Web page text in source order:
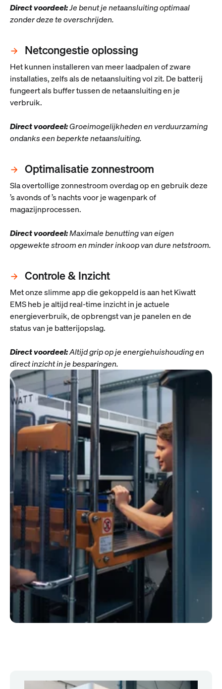
Direct voordeel:Je benut je netaansluiting optimaal
zonder deze te overschrijden.
Netcongestie oplossing
Het kunnen installeren van meer laadpalen of zware
installaties, zelfs als de netaansluiting vol zit. De batterij
fungeert als buffer tussen de netaansluiting en je
verbruik.
Direct voordeel:Groeimogelijkheden en verduurzaming
ondanks een beperkte netaansluiting.
Optimalisatie zonnestroom
Sla overtollige zonnestroom overdag op en gebruik deze
’s avonds of ’s nachts voor je wagenpark of
magazijnprocessen.
Direct voordeel:Maximale benutting van eigen
opgewekte stroom en minder inkoop van dure netstroom.
Controle & Inzicht
Met onze slimme app die gekoppeld is aan het Kiwatt
EMS heb je altijd real-time inzicht in je actuele
energieverbruik, de opbrengst van je panelen en de
status van je batterijopslag.
Direct voordeel:Altijd grip op je energiehuishouding en
direct inzicht in je besparingen.